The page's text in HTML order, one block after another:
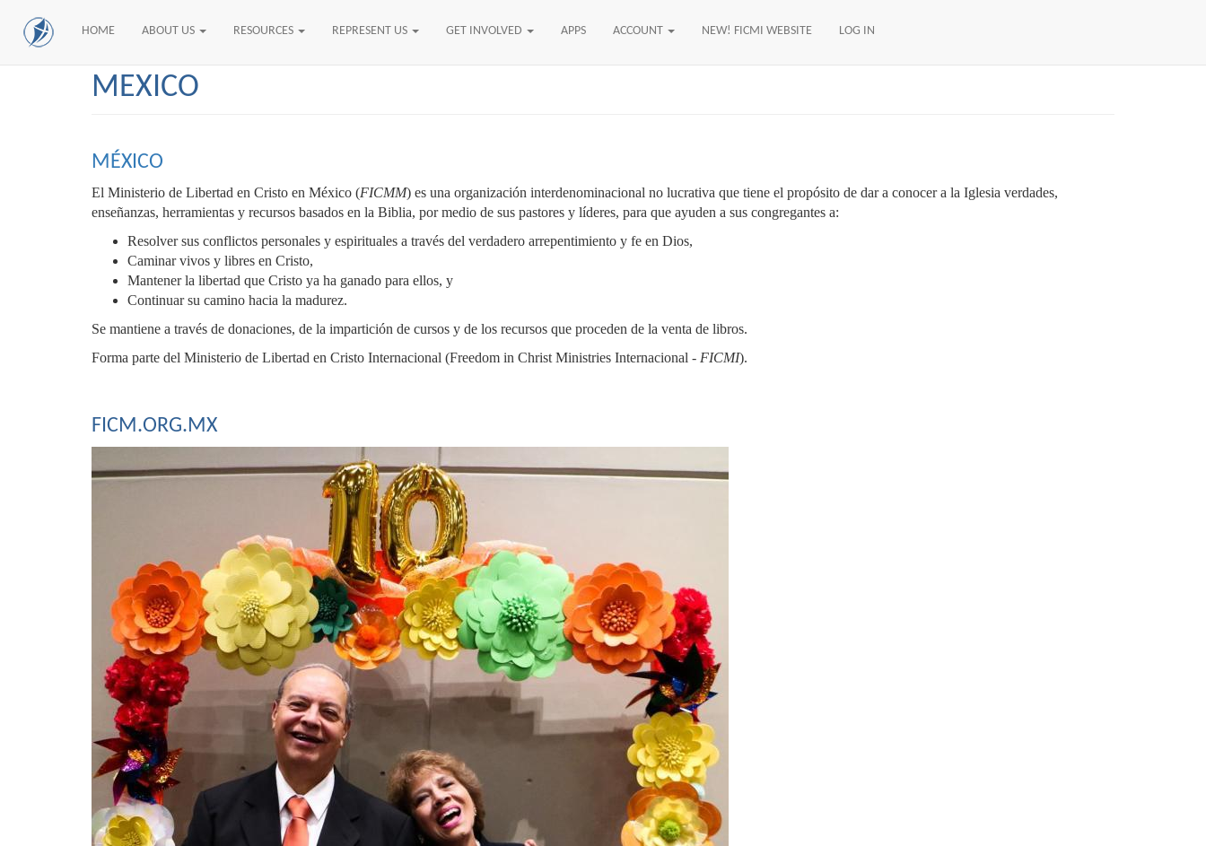
Skip
HOME ABOUT US RESOURCES REPRESENT US GET INVOLVED APPS ACCOUNT NEW! FICMI WEBSITE LOG IN
MEXICO
MÉXICO
El Ministerio de Libertad en Cristo en México (FICMM) es una organización interdenominacional no lucrativa que tiene el propósito de dar a conocer a la Iglesia verdades,
enseñanzas, herramientas y recursos basados en la Biblia, por medio de sus pastores y líderes, para que ayuden a sus congregantes a:
Resolver sus conflictos personales y espirituales a través del verdadero arrepentimiento y fe en Dios,
Caminar vivos y libres en Cristo,
Mantener la libertad que Cristo ya ha ganado para ellos, y
Continuar su camino hacia la madurez.
Se mantiene a través de donaciones, de la impartición de cursos y de los recursos que proceden de la venta de libros.
Forma parte del Ministerio de Libertad en Cristo Internacional (Freedom in Christ Ministries Internacional - FICMI).
FICM.ORG.MX